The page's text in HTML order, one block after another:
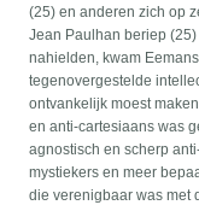
(25) en anderen zich op
Jean Paulhan beriep
nahielden, kwam
tegenovergestelde
ontvankelijk moest
en anti-cartesiaans was
agnostisch en scherp
mystiekers en meer
die verenigbaar was met